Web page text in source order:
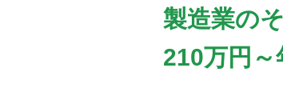
製造業の
210万円～